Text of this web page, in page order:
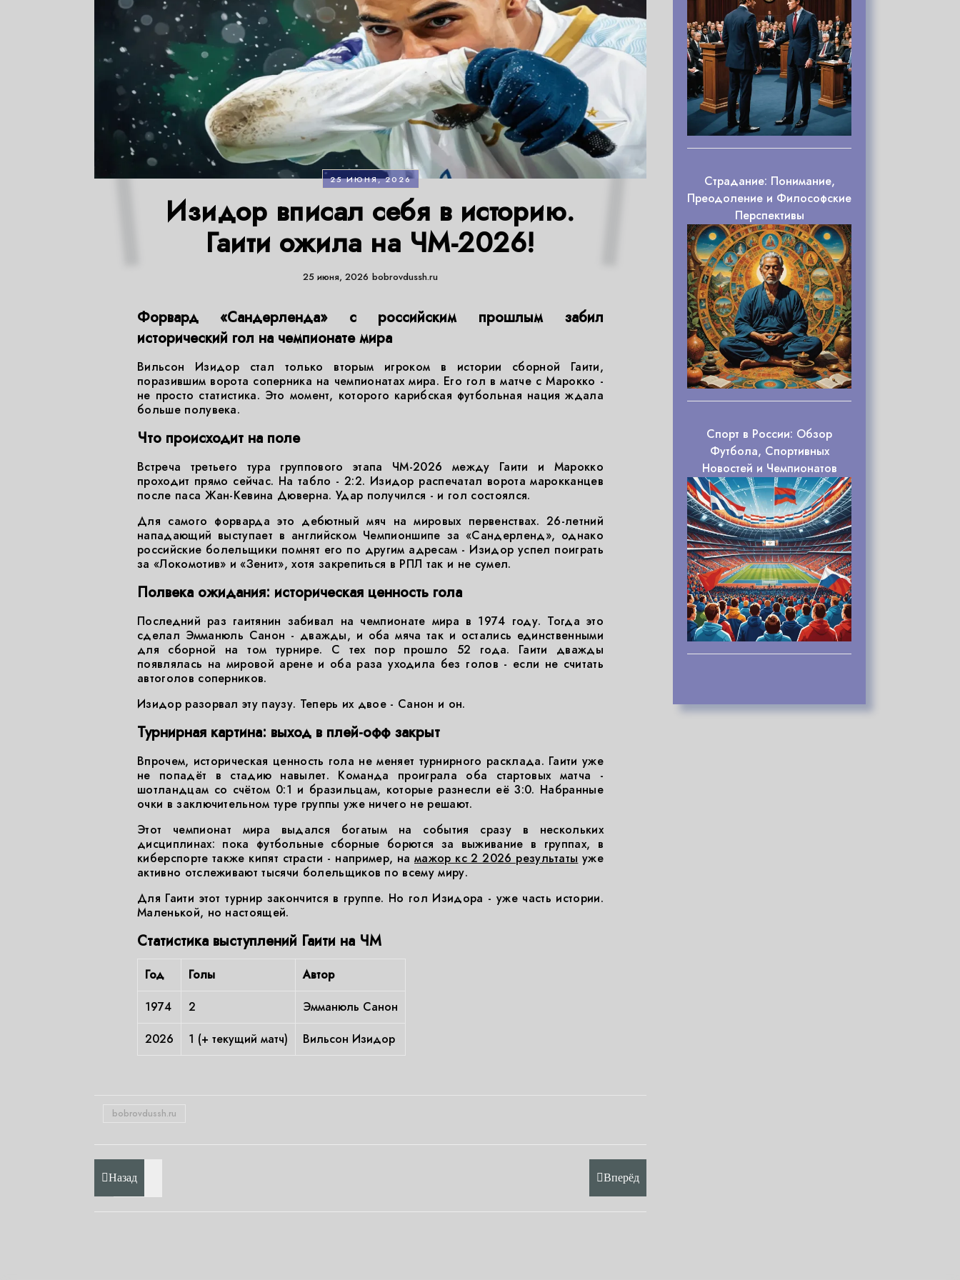
25 ИЮНЯ, 2026
Изидор вписал себя в историю.
Гаити ожила на ЧМ-2026!
25 июня, 2026 bobrovdussh.ru
Форвард «Сандерленда» с российским прошлым забил
исторический гол на чемпионате мира
Вильсон Изидор стал только вторым игроком в истории сборной Гаити,
поразившим ворота соперника на чемпионатах мира. Его гол в матче с Марокко -
не просто статистика. Это момент, которого карибская футбольная нация ждала
больше полувека.
Что происходит на поле
Встреча третьего тура группового этапа ЧМ-2026 между Гаити и Марокко
проходит прямо сейчас. На табло - 2:2. Изидор распечатал ворота марокканцев
после паса Жан-Кевина Дюверна. Удар получился - и гол состоялся.
Для самого форварда это дебютный мяч на мировых первенствах. 26-летний
нападающий выступает в английском Чемпионшипе за «Сандерленд», однако
российские болельщики помнят его по другим адресам - Изидор успел поиграть
за «Локомотив» и «Зенит», хотя закрепиться в РПЛ так и не сумел.
Полвека ожидания: историческая ценность гола
Последний раз гаитянин забивал на чемпионате мира в 1974 году. Тогда это
сделал Эмманюль Санон - дважды, и оба мяча так и остались единственными
для сборной на том турнире. С тех пор прошло 52 года. Гаити дважды
появлялась на мировой арене и оба раза уходила без голов - если не считать
автоголов соперников.
Изидор разорвал эту паузу. Теперь их двое - Санон и он.
Турнирная картина: выход в плей-офф закрыт
Впрочем, историческая ценность гола не меняет турнирного расклада. Гаити уже
не попадёт в стадию навылет. Команда проиграла оба стартовых матча -
шотландцам со счётом 0:1 и бразильцам, которые разнесли её 3:0. Набранные
очки в заключительном туре группы уже ничего не решают.
Этот чемпионат мира выдался богатым на события сразу в нескольких
дисциплинах: пока футбольные сборные борются за выживание в группах, в
киберспорте также кипят страсти - например, на мажор кс 2 2026 результаты уже
активно отслеживают тысячи болельщиков по всему миру.
Для Гаити этот турнир закончится в группе. Но гол Изидора - уже часть истории.
Маленькой, но настоящей.
Статистика выступлений Гаити на ЧМ
Год Голы
Автор
1974
2
Эмманюль Санон
2026
1 (+ текущий матч) Вильсон Изидор
bobrovdussh.ru
Назад Вперёд
Страдание: Понимание,
Преодоление и Философские
Перспективы
Спорт в России: Обзор
Футбола, Спортивных
Новостей и Чемпионатов